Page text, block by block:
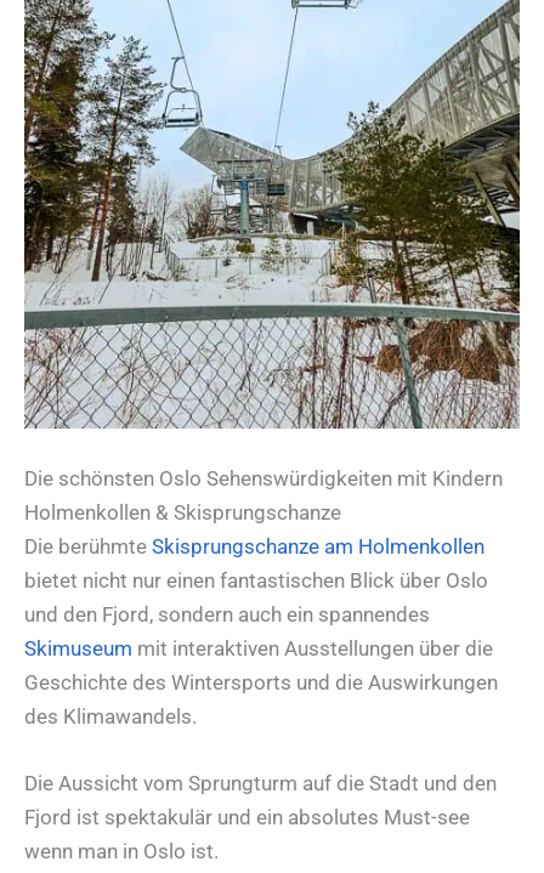
Die schönsten Oslo Sehenswürdigkeiten mit Kindern
Holmenkollen & Skisprungschanze
Die berühmte Skisprungschanze am Holmenkollen
bietet nicht nur einen fantastischen Blick über Oslo
und den Fjord, sondern auch ein spannendes
Skimuseum mit interaktiven Ausstellungen über die
Geschichte des Wintersports und die Auswirkungen
des Klimawandels.
Die Aussicht vom Sprungturm auf die Stadt und den
Fjord ist spektakulär und ein absolutes Must-see
wenn man in Oslo ist.